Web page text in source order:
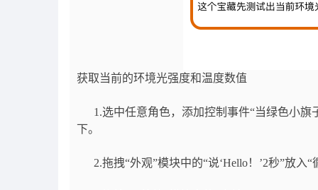
获取当前的环境光强度和温度数值
1.选中任意角色，添加控制事件“当绿色小旗
下。
2.拖拽“外观”模块中的“说‘Hello！’2秒”放入“